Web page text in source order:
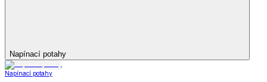
Napínací potahy
Napínací potahy